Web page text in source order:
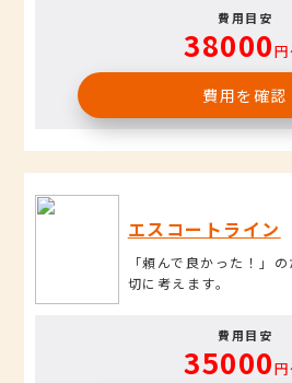
費用目安
38000
費用を確認
エスコートライン
「頼んで良かった！」
切に考えます。
費用目安
35000